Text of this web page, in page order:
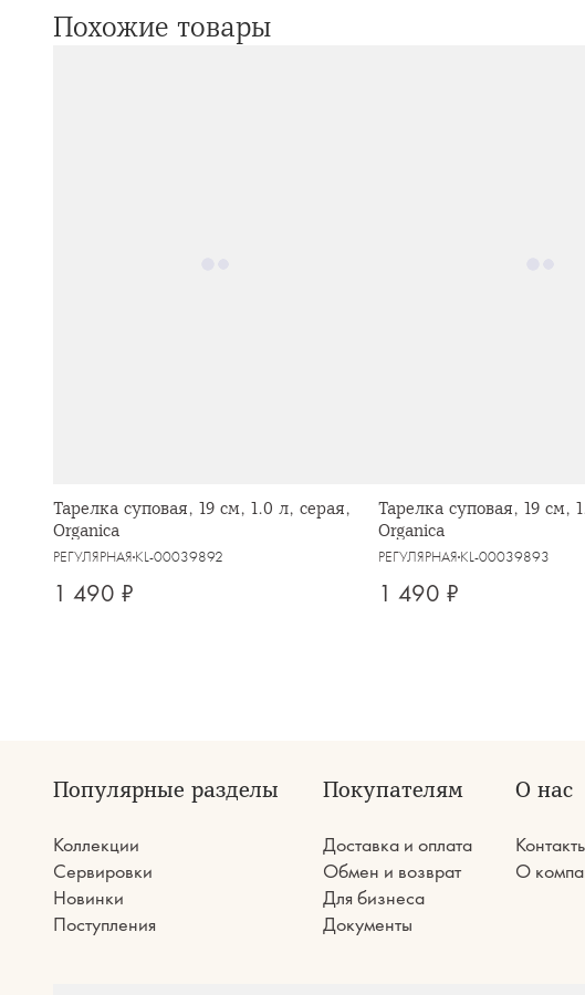
Похожие товары
Тарелка суповая, 19 см, 1.0 л, серая,
Organica
РЕГУЛЯРНАЯ KL-00039892
1 490 ₽
Тарелка суповая, 19 см,
Organica
РЕГУЛЯРНАЯ KL-00039893
1 490 ₽
Популярные разделы
Коллекции
Сервировки
Новинки
Поступления
Покупателям
Доставка и оплата
Обмен и возврат
Для бизнеса
Документы
О нас
О